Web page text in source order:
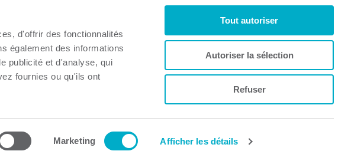
d'offrir des fonctionnalités
également des informations
publicité et d'analyse, qui
fournies ou qu'ils ont
Marketing Afficher les détails
Tout autoriser
Autoriser la sélection
Refuser
Politique de confidentialité
Site web par 👉